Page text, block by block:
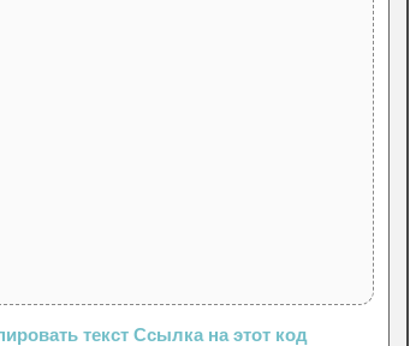
текст Ссылка на этот код